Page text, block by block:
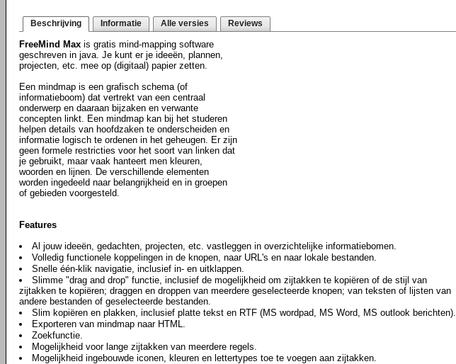
Beschrijving Informatie Alle versies Reviews
FreeMind Max is gratis mind-mapping software
geschreven in java. Je kunt er je ideeën, plannen,
projecten, etc. mee op (digitaal) papier zetten.
Een mindmap is een grafisch schema (of
informatieboom) dat vertrekt van een centraal
onderwerp en daaraan bijzaken en verwante
concepten linkt. Een mindmap kan bij het studeren
helpen details van hoofdzaken te onderscheiden en
informatie logisch te ordenen in het geheugen. Er zijn
geen formele restricties voor het soort van linken dat
je gebruikt, maar vaak hanteert men kleuren,
woorden en lijnen. De verschillende elementen
worden ingedeeld naar belangrijkheid en in groepen
of gebieden voorgesteld.
Features
Al jouw ideeën, gedachten, projecten, etc. vastleggen in overzichtelijke informatiebomen.
Volledig functionele koppelingen in de knopen, naar URL's en naar lokale bestanden.
Snelle één-klik navigatie, inclusief in- en uitklappen.
Slimme "drag and drop" functie, inclusief de mogelijkheid om zijtakken te kopiëren of de stijl van
zijtakken te kopiëren; draggen en droppen van meerdere geselecteerde knopen; van teksten of lijsten van
andere bestanden of geselecteerde bestanden.
Slim kopiëren en plakken, inclusief platte tekst en RTF (MS wordpad, MS Word, MS outlook berichten).
Exporteren van mindmap naar HTML.
Zoekfunctie.
Mogelijkheid voor lange zijtakken van meerdere regels.
Mogelijkheid ingebouwde iconen, kleuren en lettertypes toe te voegen aan zijtakken.